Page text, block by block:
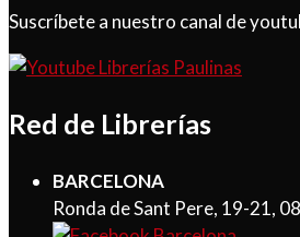
Suscríbete a nuestro canal de
Red de Librerías
BARCELONA
Ronda de Sant Pere, 19-21,